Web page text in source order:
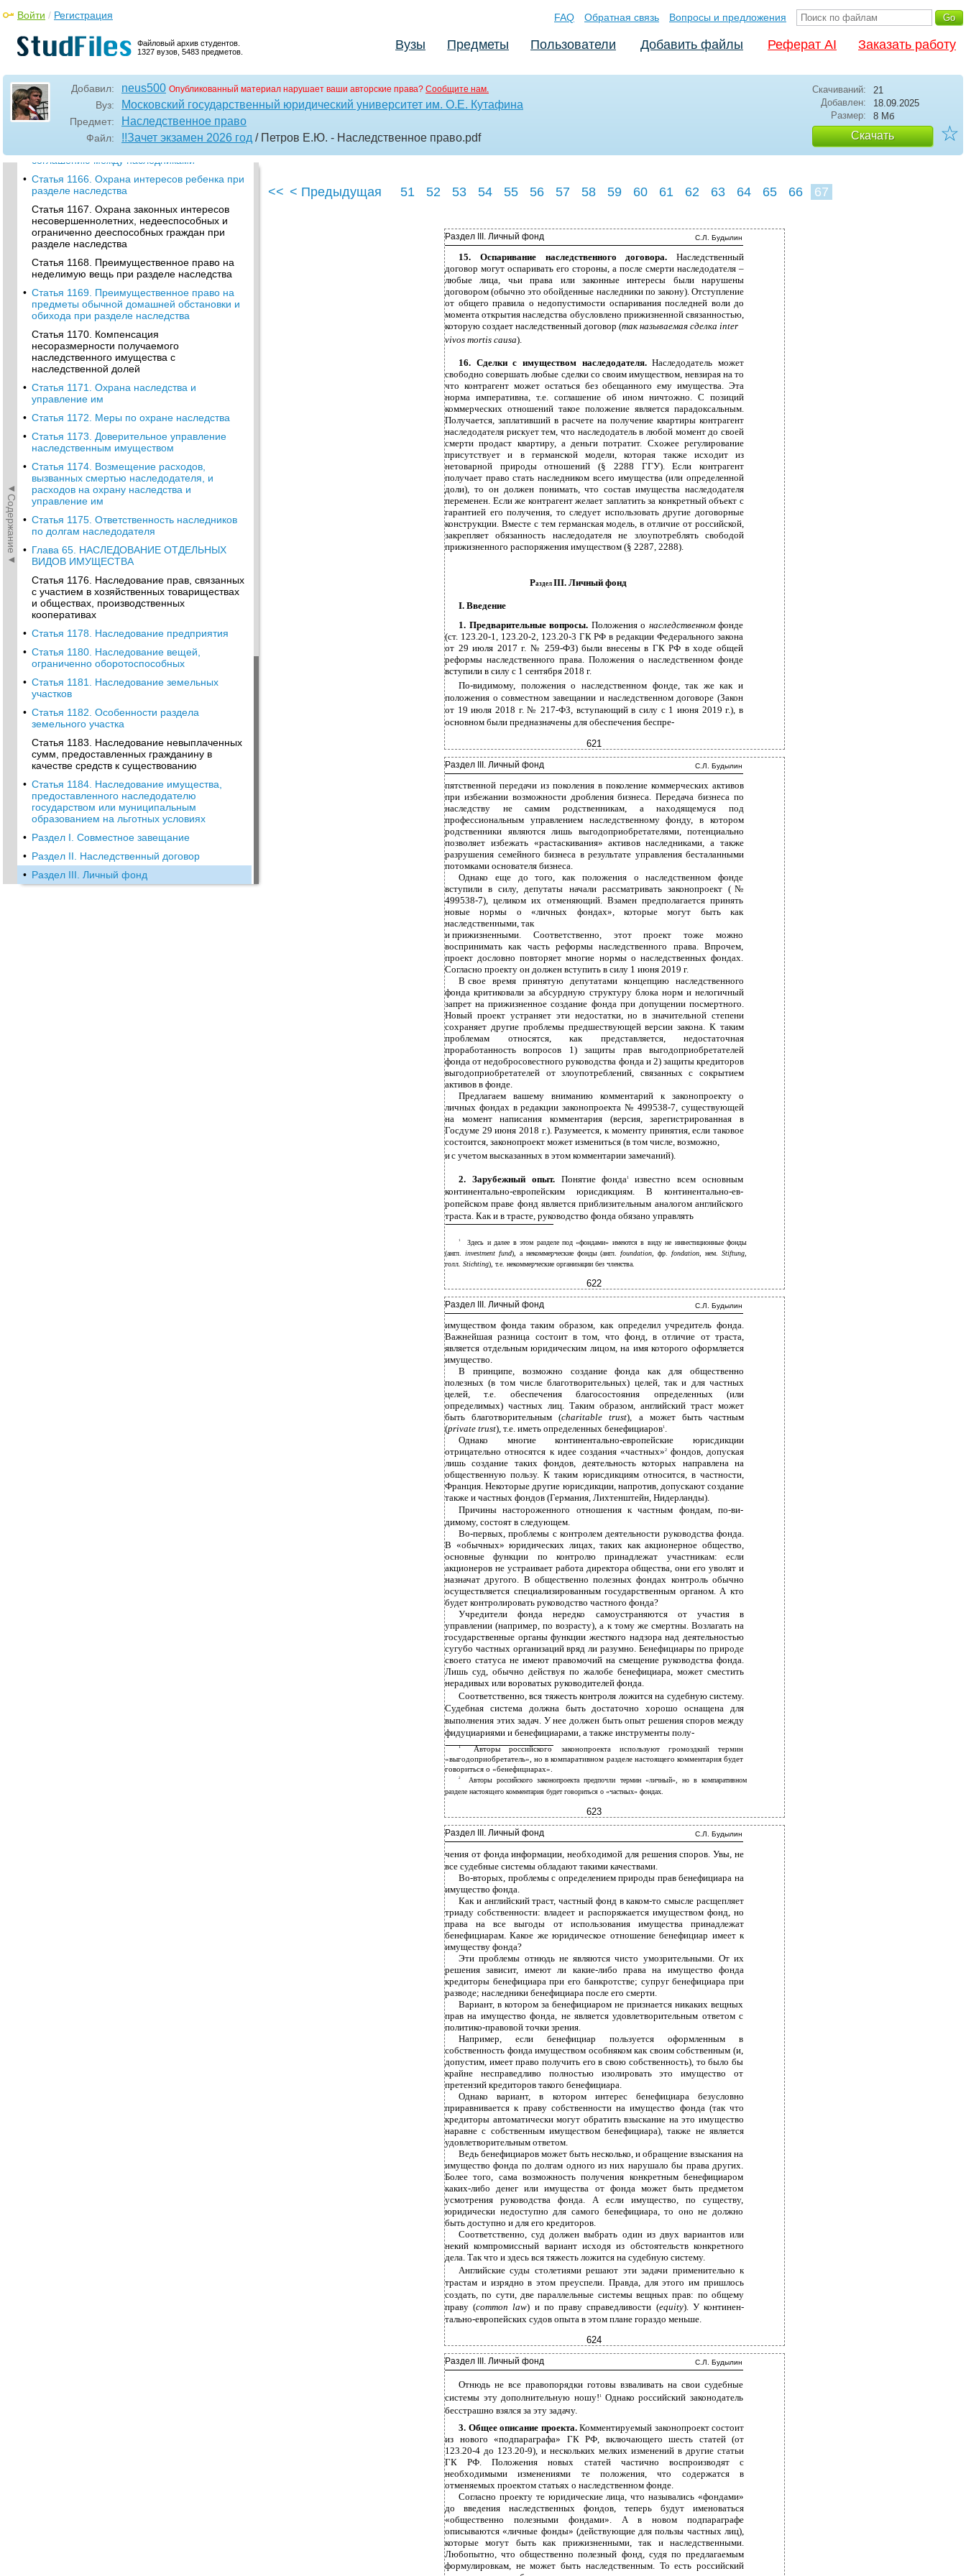
Файловый архив студентов.
1327 вузов, 5483 предметов.
Войти / Регистрация FAQ Обратная связь Вопросы и предложения
Вузы Предметы Пользователи Добавить файлы Реферат AI Заказать работу
Добавил: neus500 Опубликованный материал нарушает ваши авторские права? Сообщите нам.
Вуз: Московский государственный юридический университет им. О.Е. Кутафина
Предмет: Наследственное право
Файл: !!Зачет экзамен 2026 год / Петров Е.Ю. - Наследственное право.pdf
Скачиваний:
21
Добавлен:
18.09.2025
Размер:
8 Мб
Скачать ☆
◄Содержание◄
• Статья 1157. Право отказа от наследства
• Статья 1159. Способы отказа от наследства
•
Статья 1162. Свидетельство о праве на
• Статья 1163. Сроки выдачи свидетельства о
праве на наследство
• Статья 1164. Общая собственность
наследников
соглашению между наследниками
• Статья 1166. Охрана интересов ребенка при
разделе наследства
Статья 1167. Охрана законных интересов
несовершеннолетних, недееспособных и
ограниченно дееспособных граждан при
разделе наследства
Статья 1168. Преимущественное право на
неделимую вещь при разделе наследства
• Статья 1169. Преимущественное право на
предметы обычной домашней обстановки и
обихода при разделе наследства
Статья 1170. Компенсация
несоразмерности получаемого
наследственного имущества с
наследственной долей
• Статья 1171. Охрана наследства и
управление им
• Статья 1172. Меры по охране наследства
• Статья 1173. Доверительное управление
наследственным имуществом
• Статья 1174. Возмещение расходов,
вызванных смертью наследодателя, и
расходов на охрану наследства и
управление им
• Статья 1175. Ответственность наследников
по долгам наследодателя
• Глава 65. НАСЛЕДОВАНИЕ ОТДЕЛЬНЫХ
ВИДОВ ИМУЩЕСТВА
Статья 1176. Наследование прав, связанных
с участием в хозяйственных товариществах
и обществах, производственных
кооперативах
• Статья 1178. Наследование предприятия
• Статья 1180. Наследование вещей,
ограниченно оборотоспособных
• Статья 1181. Наследование земельных
участков
• Статья 1182. Особенности раздела
земельного участка
Статья 1183. Наследование невыплаченных
сумм, предоставленных гражданину в
качестве средств к существованию
• Статья 1184. Наследование имущества,
предоставленного наследодателю
государством или муниципальным
образованием на льготных условиях
• Раздел I. Совместное завещание
• Раздел II. Наследственный договор
• Раздел III. Личный фонд
<< < Предыдущая 51 52 53 54 55 56 57 58 59 60 61 62 63 64 65 66 67
Раздел III. Личный фонд С.Л. Будылин
15. Оспаривание наследственного договора. Наследственный
договор могут оспаривать его стороны, а после смерти наследодателя –
любые лица, чьи права или законные интересы были нарушены
договором (обычно это обойденные наследники по закону). Отступление
от общего правила о недопустимости оспаривания последней воли до
момента открытия наследства обусловлено прижизненной связанностью,
которую создает наследственный договор (так называемая сделка inter
vivos mortis causa).
16. Сделки с имуществом наследодателя.Наследодатель может
свободно совершать любые сделки со своим имуществом, невзирая на то
что контрагент может остаться без обещанного ему имущества. Эта
норма императивна, т.е. соглашение об ином ничтожно. C позиций
коммерческих отношений такое положение является парадоксальным.
Получается, заплативший в расчете на получение квартиры контрагент
наследодателя рискует тем, что наследодатель в любой момент до своей
смерти продаст квартиру, а деньги потратит. Схожее регулирование
присутствует и в германской модели, которая также исходит из
нетоварной природы отношений (§ 2288 ГГУ). Если контрагент
получает право стать наследником всего имущества (или определенной
доли), то он должен понимать, что состав имущества наследодателя
переменен. Если же контрагент желает заплатить за конкретный объект с
гарантией его получения, то следует использовать другие договорные
конструкции. Вместе с тем германская модель, в отличие от российской,
закрепляет обязанность наследодателя не злоупотреблять свободой
прижизненного распоряжения имуществом (§ 2287, 2288).
Раздел III. Личный фонд
I. Введение
1. Предварительные вопросы. Положения о наследственном фонде
(ст. 123.20-1, 123.20-2, 123.20-3 ГК РФ в редакции Федерального закона
от 29 июля 2017 г. № 259-ФЗ)были внесены в ГК РФ в ходе общей
реформы наследственного права. Положения о наследственном фонде
вступили в силу с 1 сентября 2018 г.
По-видимому, положения о наследственном фонде, так же как и
положения о совместном завещании и наследственном договоре (Закон
от 19 июля 2018 г. № 217-ФЗ, вступающий в силу с 1 июня 2019 г.), в
основном были предназначены для обеспечения беспре-
621
Раздел III. Личный фонд С.Л. Будылин
пятственной передачи из поколения в поколение коммерческих активов
при избежании возможности дробления бизнеса. Передача бизнеса по
наследству не самим родственникам, а находящемуся под
профессиональным управлением наследственному фонду, в котором
родственники являются лишь выгодоприобретателями, потенциально
позволяет избежать «растаскивания» активов наследниками, а также
разрушения семейного бизнеса в результате управления бесталанными
потомками основателя бизнеса.
Однако еще до того, как положения о наследственном фонде
вступили в силу, депутаты начали рассматривать законопроект (№
499538-7), целиком их отменяющий. Взамен предполагается принять
новые нормы о «личных фондах», которые могут быть как
наследственными, так
и прижизненными. Соответственно, этот проект тоже можно
воспринимать как часть реформы наследственного права. Впрочем,
проект дословно повторяет многие нормы о наследственных фондах.
Согласно проекту он должен вступить в силу 1 июня 2019 г.
В свое время принятую депутатами концепцию наследственного
фонда критиковали за абсурдную структуру блока норм и нелогичный
запрет на прижизненное создание фонда при допущении посмертного.
Новый проект устраняет эти недостатки, но в значительной степени
сохраняет другие проблемы предшествующей версии закона. К таким
проблемам относятся, как представляется, недостаточная
проработанность вопросов 1) защиты прав выгодоприобретателей
фонда от недобросовестного руководства фонда и 2) защиты кредиторов
выгодоприобретателей от злоупотреблений, связанных с сокрытием
активов в фонде.
Предлагаем вашему вниманию комментарий к законопроекту о
личных фондах в редакции законопроекта № 499538-7, существующей
на момент написания комментария (версия, зарегистрированная в
Госдуме 29 июня 2018 г.). Разумеется, к моменту принятия, если таковое
состоится, законопроект может измениться (в том числе, возможно,
ис учетом высказанных в этом комментарии замечаний).
2. Зарубежный опыт. Понятие фонда1 известно всем основным
континентально-европейским юрисдикциям. В континентально-ев-
ропейском праве фонд является приблизительным аналогом английского
траста. Как и в трасте, руководство фонда обязано управлять
1
Здесь и далее в этом разделе под «фондами» имеются в виду не инвестиционные фонды
(англ. investment fund), а некоммерческие фонды (англ.foundation , фр.fondation , нем.Stiftung
голл . Stichting), т.е. некоммерческие организации без членства.
622
Раздел III. Личный фонд С.Л. Будылин
имуществом фонда таким образом, как определил учредитель фонда.
Важнейшая разница состоит в том, что фонд, в отличие от траста,
является отдельным юридическим лицом, на имя которого оформляется
имущество.
В принципе, возможно создание фонда как для общественно
полезных (в том числе благотворительных) целей, так и для частных
целей, т.е. обеспечения благосостояния определенных (или
определимых) частных лиц. Таким образом, английский траст может
быть благотворительным (charitable trust), а может быть частным
(private trust), т.е. иметь определенных бенефициаров1 .
Однако многие континентально-европейские юрисдикции
отрицательно относятся к идее создания «частных»2 фондов, допуская
лишь создание таких фондов, деятельность которых направлена на
общественную пользу. К таким юрисдикциям относится, в частности,
Франция. Некоторые другие юрисдикции, напротив, допускают создание
также и частных фондов (Германия, Лихтенштейн, Нидерланды).
Причины настороженного отношения к частным фондам, по-ви-
димому, состоят в следующем.
Во-первых, проблемы с контролем деятельности руководства фонда.
В «обычных» юридических лицах, таких как акционерное общество,
основные функции по контролю принадлежат участникам: если
акционеров не устраивает работа директора общества, они его уволят и
назначат другого. В общественно полезных фондах контроль обычно
осуществляется специализированным государственным органом. А кто
будет контролировать руководство частного фонда?
Учредители фонда нередко самоустраняются от участия в
управлении (например, по возрасту), а к тому же смертны. Возлагать на
государственные органы функции жесткого надзора над деятельностью
сугубо частных организаций вряд ли разумно. Бенефициары по природе
своего статуса не имеют правомочий на смещение руководства фонда.
Лишь суд, обычно действуя по жалобе бенефициара, может сместить
нерадивых или вороватых руководителей фонда.
Соответственно, вся тяжесть контроля ложится на судебную систему.
Судебная система должна быть достаточно хорошо оснащена для
выполнения этих задач. У нее должен быть опыт решения споров между
фидуциариями и бенефициарами, а также инструменты полу-
1Авторы российского законопроекта используют громоздкий термин
«выгодоприобретатель», но в компаративном разделе настоящего комментария будет
говориться о «бенефициарах».
2
Авторы российского законопроекта предпочли термин «личный», но в компаративном
разделе настоящего комментария будет говориться о «частных» фондах.
623
Раздел III. Личный фонд С.Л. Будылин
чения от фонда информации, необходимой для решения споров. Увы, не
все судебные системы обладают такими качествами.
Во-вторых, проблемы с определением природы прав бенефициара на
имущество фонда.
Как и английский траст, частный фонд в каком-то смысле расщепляет
триаду собственности: владеет и распоряжается имуществом фонд, но
права на все выгоды от использования имущества принадлежат
бенефициарам. Какое же юридическое отношение бенефициар имеет к
имуществу фонда?
Эти проблемы отнюдь не являются чисто умозрительными. От их
решения зависит, имеют ли какие-либо права на имущество фонда
кредиторы бенефициара при его банкротстве; супруг бенефициара при
разводе; наследники бенефициара после его смерти.
Вариант, в котором за бенефициаром не признается никаких вещных
прав на имущество фонда, не является удовлетворительным ответом с
политико-правовой точки зрения.
Например, если бенефициар пользуется оформленным в
собственность фонда имуществом особняком как своим собственным (и,
допустим, имеет право получить его в свою собственность), то было бы
крайне несправедливо полностью изолировать это имущество от
претензий кредиторов такого бенефициара.
Однако вариант, в котором интерес бенефициара безусловно
приравнивается к праву собственности на имущество фонда (так что
кредиторы автоматически могут обратить взыскание на это имущество
наравне с собственным имуществом бенефициара), также не является
удовлетворительным ответом.
Ведь бенефициаров может быть несколько, и обращение взыскания на
имущество фонда по долгам одного из них нарушало бы права других.
Более того, сама возможность получения конкретным бенефициаром
каких-либо денег или имущества от фонда может быть предметом
усмотрения руководства фонда. А если имущество, по существу,
юридически недоступно для самого бенефициара, то оно не должно
быть доступно и для его кредиторов.
Соответственно, суд должен выбрать один из двух вариантов или
некий компромиссный вариант исходя из обстоятельств конкретного
дела. Так что и здесь вся тяжесть ложится на судебную систему.
Английские суды столетиями решают эти задачи применительно к
трастам и изрядно в этом преуспели. Правда, для этого им пришлось
создать, по сути, две параллельные системы вещных прав: по общему
праву (common law) и по праву справедливости (equity). У континен-
тально-европейских судов опыта в этом плане гораздо меньше.
624
Раздел III. Личный фонд С.Л. Будылин
Отнюдь не все правопорядки готовы взваливать на свои судебные
системы эту дополнительную ношу! 1 Однако российский законодатель
бесстрашно взялся за эту задачу.
3. Общее описание проекта. Комментируемый законопроект состоит
из нового «подпараграфа» ГК РФ, включающего шесть статей (от
123.20-4 до 123.20-9), и нескольких мелких изменений в другие статьи
ГК РФ. Положения новых статей частично воспроизводят с
необходимыми изменениями те положения, что содержатся в
отменяемых проектом статьях о наследственном фонде.
Согласно проекту те юридические лица, что назывались «фондами»
до введения наследственных фондов, теперь будут именоваться
«общественно полезными фондами». А в новом подпараграфе
описываются «личные фонды» (действующие для пользы частных лиц),
которые могут быть как прижизненными, так и наследственными.
Любопытно, что общественно полезный фонд, судя по предлагаемым
формулировкам, не может быть наследственным. То есть российский